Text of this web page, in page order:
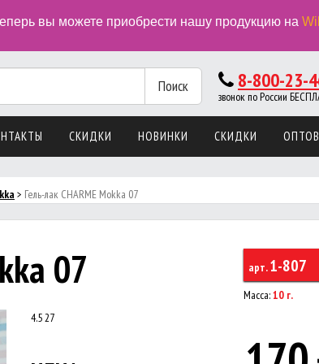
вы можете приобрести нашу продукцию на
Поиск 8-800-23-
звонок по России
СКИДКИ НОВИНКИ СКИДКИ
> Гель-лак CHARME Mokka 07
07 арт.1-807
Масса:10 г.
4.527